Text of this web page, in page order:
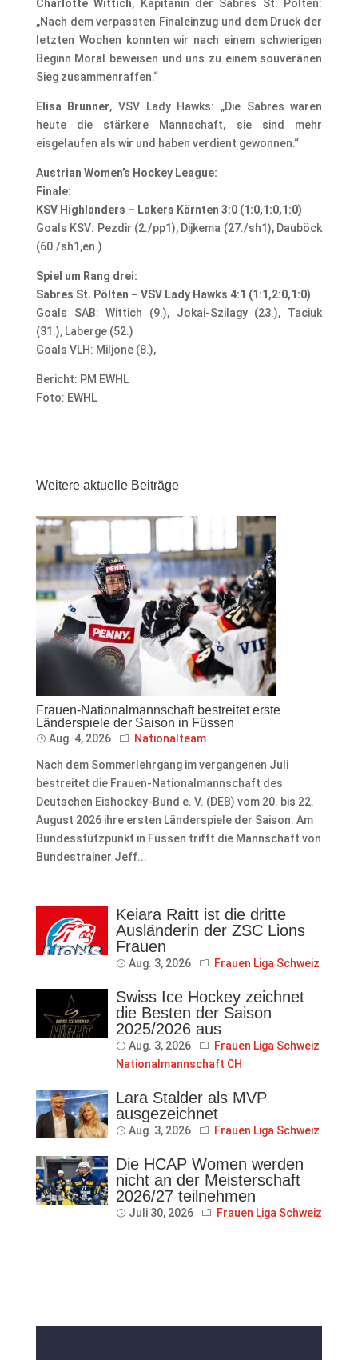
Charlotte Wittich, Kapitänin der Sabres St. Pölten:
„Nach dem verpassten Finaleinzug und dem Druck der
letzten Wochen konnten wir nach einem schwierigen
Beginn Moral beweisen und uns zu einem souveränen
Sieg zusammenraffen.“
Elisa Brunner, VSV Lady Hawks: „Die Sabres waren
heute die stärkere Mannschaft, sie sind mehr
eisgelaufen als wir und haben verdient gewonnen.“
Austrian Women’s Hockey League:
Finale:
KSV Highlanders – Lakers Kärnten 3:0 (1:0,1:0,1:0)
Goals KSV: Pezdir (2./pp1), Dijkema (27./sh1), Dauböck
(60./sh1,en.)
Spiel um Rang drei:
Sabres St. Pölten – VSV Lady Hawks 4:1 (1:1,2:0,1:0)
Goals SAB: Wittich (9.), Jokai-Szilagy (23.), Taciuk
(31.), Laberge (52.)
Goals VLH: Miljone (8.),
Bericht: PM EWHL
Foto: EWHL
Weitere aktuelle Beiträge
Frauen-Nationalmannschaft bestreitet erste
Länderspiele der Saison in Füssen
Aug. 4, 2026 Nationalteam
Nach dem Sommerlehrgang im vergangenen Juli
bestreitet die Frauen-Nationalmannschaft des
Deutschen Eishockey-Bund e. V. (DEB) vom 20. bis 22.
August 2026 ihre ersten Länderspiele der Saison. Am
Bundesstützpunkt in Füssen trifft die Mannschaft von
Bundestrainer Jeff...
Keiara Raitt ist die dritte
Ausländerin der ZSC Lions
Frauen
Aug. 3, 2026 Frauen Liga Schweiz
Swiss Ice Hockey zeichnet
die Besten der Saison
2025/2026 aus
Aug. 3, 2026
Frauen Liga Schweiz
Nationalmannschaft CH
Lara Stalder als MVP
ausgezeichnet
Aug. 3, 2026 Frauen Liga Schweiz
Die HCAP Women werden
nicht an der Meisterschaft
2026/27 teilnehmen
Juli 30, 2026 Frauen Liga Schweiz